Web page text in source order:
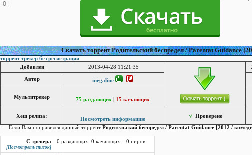
Cкачать торрент Родительский беспредел / Parentat Guidance
торрент трекер без регистрации
Добавлен
2013-04-28 11:21:35
Автор megaline
Мультитрекер 75 раздающих 15 качающих
Хеш релиза:
Посмотреть информацию
√ Проверено
Если Вам понравился данный торрент Родительский беспредел / Parentat Guidance [2012 /
С трекера
[Посмотреть список]
0 раздающих, 0 качающих = 0 пиров